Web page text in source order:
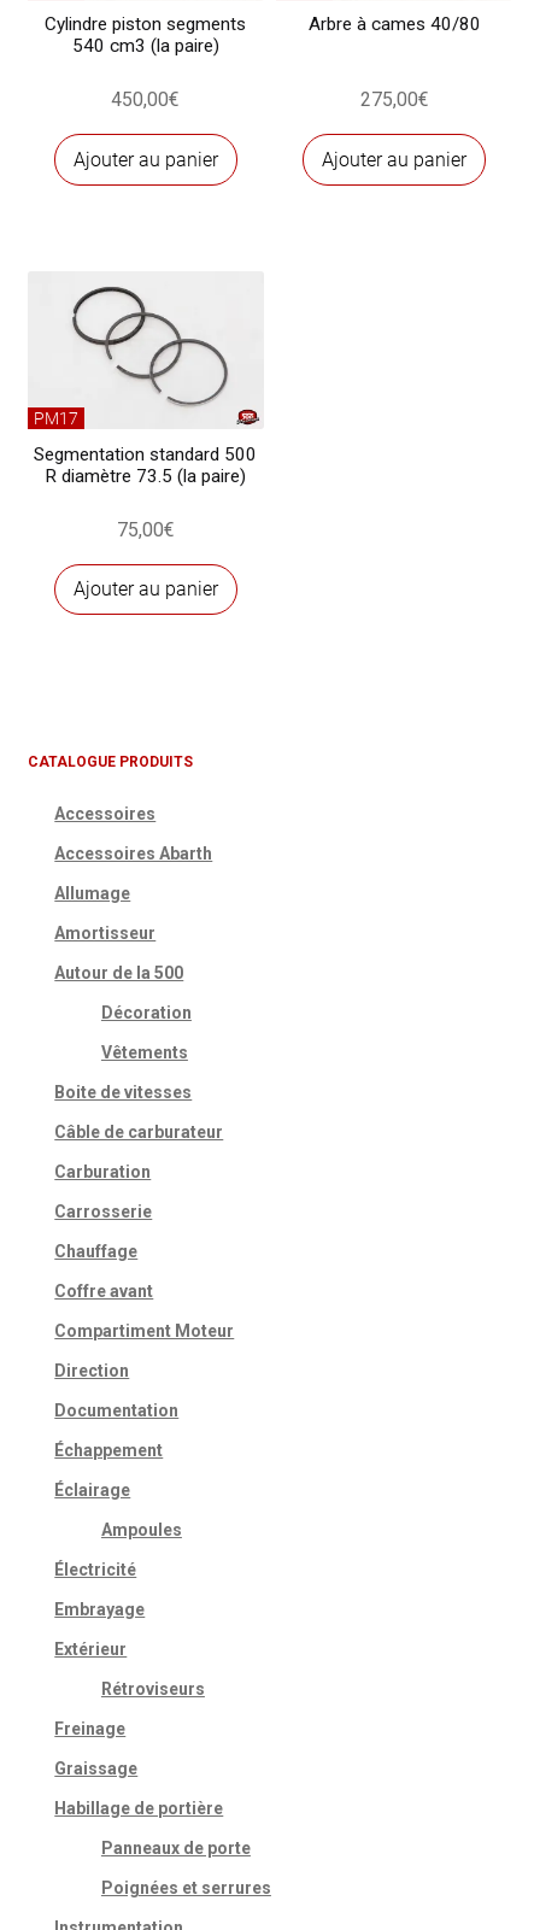
Cylindre piston segments
540 cm3 (la paire)
450,00€
Ajouter au panier
Arbre à cames 40/80
275,00€
Ajouter au panier
PM17
Segmentation standard 500
R diamètre 73.5 (la paire)
75,00€
Ajouter au panier
CATALOGUE PRODUITS
Accessoires
Accessoires Abarth
Allumage
Amortisseur
Autour de la 500
Décoration
Vêtements
Boite de vitesses
Câble de carburateur
Carburation
Carrosserie
Chauffage
Coffre avant
Compartiment Moteur
Direction
Documentation
Échappement
Éclairage
Ampoules
Électricité
Embrayage
Extérieur
Rétroviseurs
Freinage
Graissage
Habillage de portière
Panneaux de porte
Poignées et serrures